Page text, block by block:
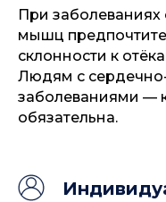
При заболеваниях
мышц
склонности к
Людям с
заболеваниями —
обязательна.